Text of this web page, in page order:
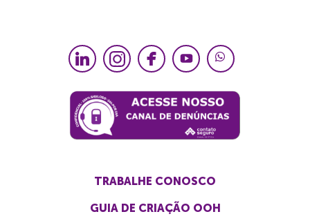
TRABALHE CONOSCO
GUIA DE CRIAÇÃO OOH